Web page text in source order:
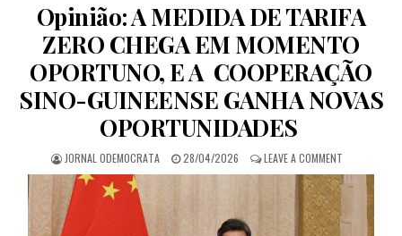
Opinião: A MEDIDA DE TARIFA
ZERO CHEGA EM MOMENTO
OPORTUNO, E A COOPERAÇÃO
SINO-GUINEENSE GANHA NOVAS
OPORTUNIDADES
AUTHOR:
JORNAL ODEMOCRATA PUBLISHED DATE:
28/04/2026 LEAVE A COMMENTON OPINIÃO: